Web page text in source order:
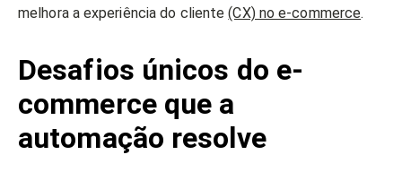
melhora a experiência do cliente(CX) no e-commerce.
Desafios únicos do e-
commerce que a
automação resolve